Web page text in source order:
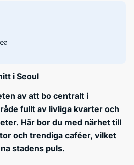
i Seoul
av att bo centralt i
fullt av livliga kvarter och
Här bor du med närhet till
och trendiga caféer, vilket
stadens puls.